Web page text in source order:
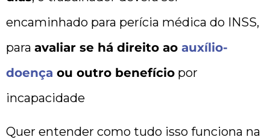
encaminhado para perícia médica do INSS,
para avaliar se há direito ao auxílio-
doença ou outro benefício por
incapacidade
Quer entender como tudo isso funciona na